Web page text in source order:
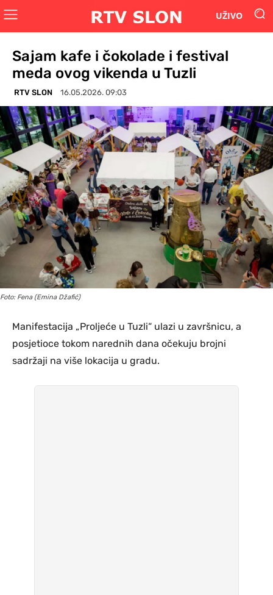
UŽIVO
Sajam kafe i čokolade i festival
meda ovog vikenda u Tuzli
RTV SLON 16.05.2026. 09:03
Foto: Fena (Emina Džafić)
Manifestacija „Proljeće u Tuzli“ ulazi u završnicu, a
posjetioce tokom narednih dana očekuju brojni
sadržaji na više lokacija u gradu.